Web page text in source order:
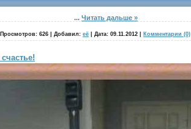
... Читать дальше »
Просмотров: 626 Добавил: её Дата: 09.11.2012 Комментарии (0)